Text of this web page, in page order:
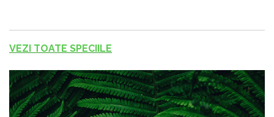
VEZI TOATE SPECIILE